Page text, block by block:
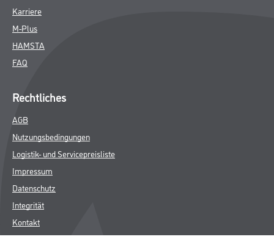
Karriere
M-Plus
HAMSTA
FAQ
Rechtliches
AGB
Nutzungsbedingungen
Logistik- und Servicepreisliste
Impressum
Datenschutz
Integrität
Kontakt